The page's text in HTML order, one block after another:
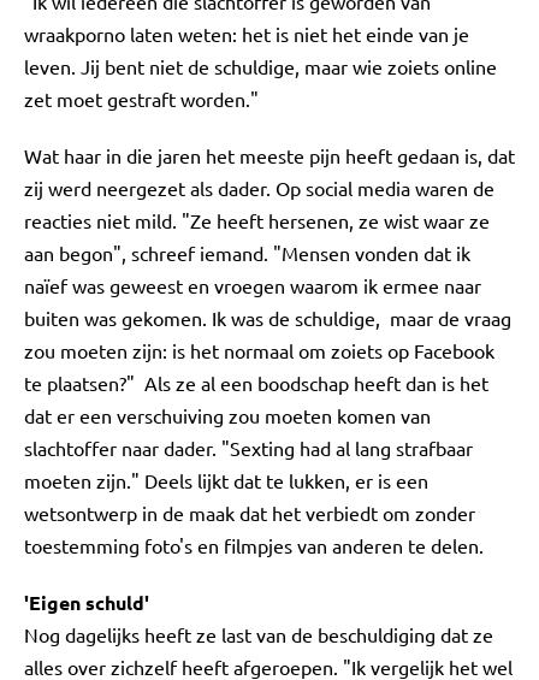
wraakporno laten weten: het is niet het einde van je
leven. Jij bent niet de schuldige, maar wie zoiets online
zet moet gestraft worden."
Wat haar in die jaren het meeste pijn heeft gedaan is, dat
zij werd neergezet als dader. Op social media waren de
reacties niet mild. "Ze heeft hersenen, ze wist waar ze
aan begon", schreef iemand. "Mensen vonden dat ik
naïef was geweest en vroegen waarom ik ermee naar
buiten was gekomen. Ik was de schuldige, maar de vraag
zou moeten zijn: is het normaal om zoiets op Facebook
te plaatsen?" Als ze al een boodschap heeft dan is het
dat er een verschuiving zou moeten komen van
slachtoffer naar dader. "Sexting had al lang strafbaar
moeten zijn." Deels lijkt dat te lukken, er is een
wetsontwerp in de maak dat het verbiedt om zonder
toestemming foto's en filmpjes van anderen te delen.
'Eigen schuld'
Nog dagelijks heeft ze last van de beschuldiging dat ze
alles over zichzelf heeft afgeroepen. "Ik vergelijk het wel